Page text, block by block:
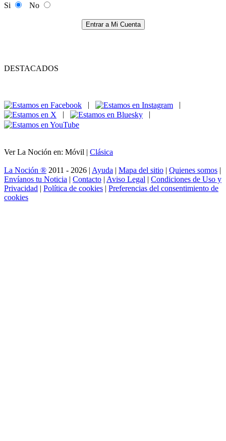
Si
No
Entrar a Mi Cuenta
DESTACADOS
|
|
|
|
Ver La Noción en: Móvil | Clásica
La Noción ® 2011 - 2026 | Ayuda | Mapa del sitio | Quienes somos |
Envíanos tu Noticia | Contacto | Aviso Legal | Condiciones de Uso y
Privacidad | Política de cookies | Preferencias del consentimiento de
cookies